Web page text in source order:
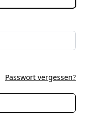
Passwort vergessen?